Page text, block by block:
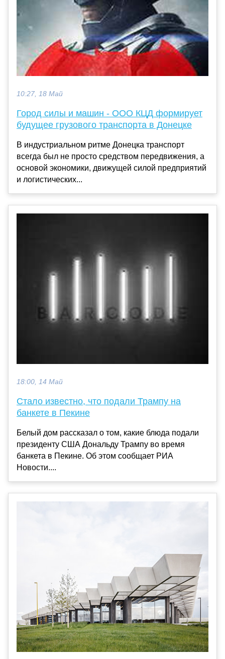
10:27, 18 Май
Город силы и машин - ООО КЦД формирует
будущее грузового транспорта в Донецке
В индустриальном ритме Донецка транспорт
всегда был не просто средством передвижения, а
основой экономики, движущей силой предприятий
и логистических...
18:00, 14 Май
Стало известно, что подали Трампу на
банкете в Пекине
Белый дом рассказал о том, какие блюда подали
президенту США Дональду Трампу во время
банкета в Пекине. Об этом сообщает РИА
Новости....